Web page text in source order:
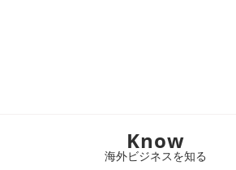
Know
海外ビジネスを知る